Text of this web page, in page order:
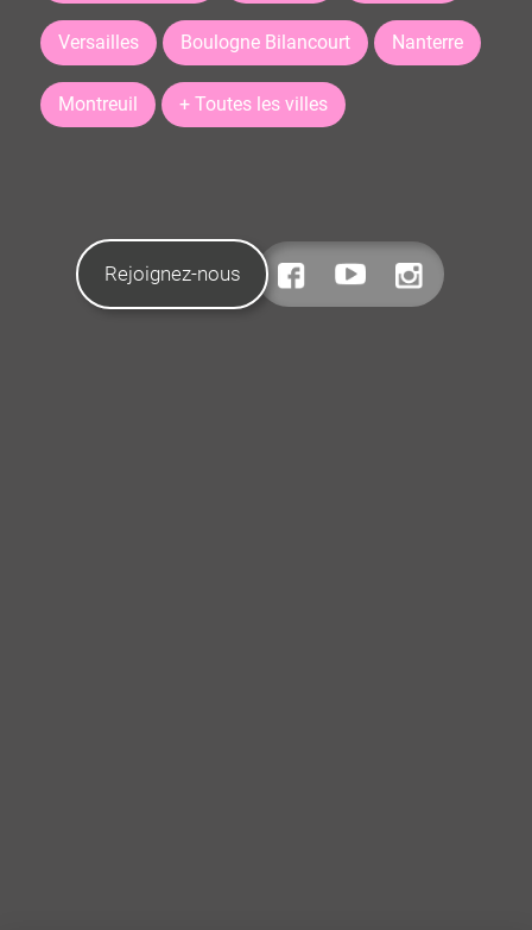
Versailles Boulogne Bilancourt Nanterre
Montreuil + Toutes les villes
Rejoignez-nous